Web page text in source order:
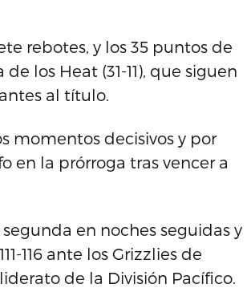
rebotes, y los 35 puntos de
los Heat (31-11), que siguen
al título.
momentos decisivos y por
en la prórroga tras vencer a
segunda en noches seguidas y
116 ante los Grizzlies de
de la División Pacífico.